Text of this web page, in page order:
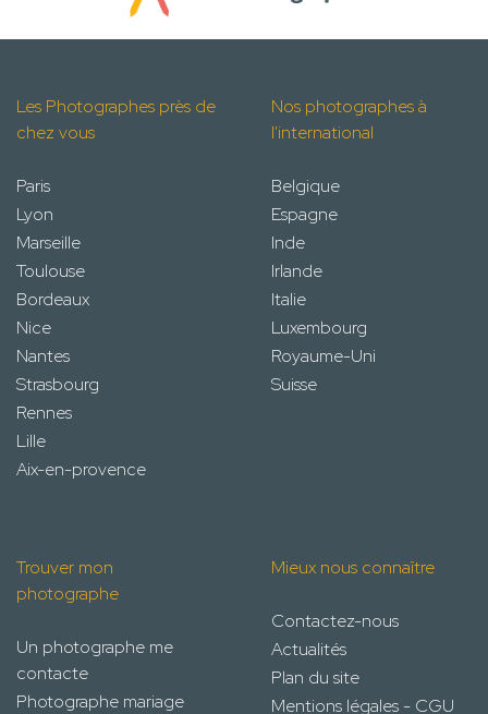
Les Photographes près de
chez vous
Paris
Lyon
Marseille
Toulouse
Bordeaux
Nice
Nantes
Strasbourg
Rennes
Lille
Aix-en-provence
Nos photographes à
l'international
Belgique
Espagne
Inde
Irlande
Italie
Luxembourg
Royaume-Uni
Suisse
Trouver mon
photographe
Un photographe me
contacte
Photographe mariage
Mieux nous connaître
Contactez-nous
Actualités
Plan du site
Mentions légales - CGU